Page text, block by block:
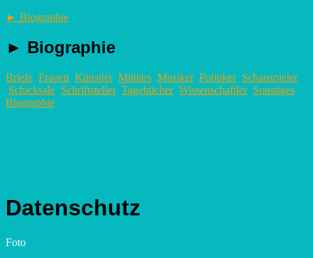
► Biographie
► Biographie
Briefe Frauen Künstler Militärs Musiker Politiker Schauspieler
Schicksale Schriftsteller Tagebücher Wissenschaftler Sonstiges
Biographie
Datenschutz
Foto